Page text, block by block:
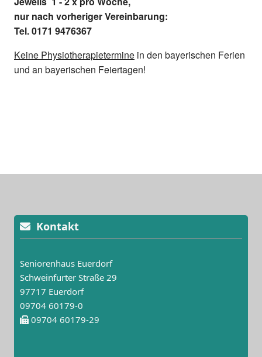
nur nach vorheriger Vereinbarung:
Tel.0171 9476367
Keine Physiotherapietermine in den bayerischen Ferien
und an bayerischen Feiertagen!
Kontakt
Seniorenhaus Euerdorf
Schweinfurter Straße 29
97717 Euerdorf
09704 60179-0
09704 60179-29